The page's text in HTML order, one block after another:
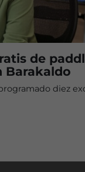
de
Barakaldo
diez